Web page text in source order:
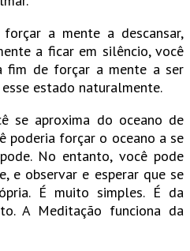
a mente a descansar,
a ficar em silêncio, você
fim de forçar a mente a ser
estado naturalmente.
se aproxima do oceano de
poderia forçar o oceano a se
No entanto, você pode
e observar e esperar que se
É muito simples. É da
A Meditação funciona da